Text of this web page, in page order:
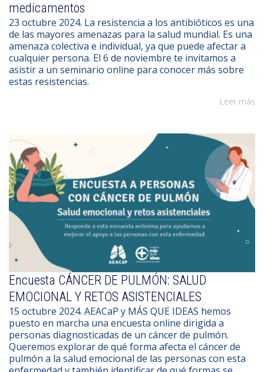
medicamentos
23 octubre 2024. La resistencia a los antibióticos es una
de las mayores amenazas para la salud mundial. Es una
amenaza colectiva e individual, ya que puede afectar a
cualquier persona. El 6 de noviembre te invitamos a
asistir a un seminario online para conocer más sobre
estas resistencias.
Leer más
Encuesta CÁNCER DE PULMÓN: SALUD
EMOCIONAL Y RETOS ASISTENCIALES
15 octubre 2024. AEACaP y MÁS QUE IDEAS hemos
puesto en marcha una encuesta online dirigida a
personas diagnosticadas de un cáncer de pulmón.
Queremos explorar de qué forma afecta el cáncer de
pulmón a la salud emocional de las personas con esta